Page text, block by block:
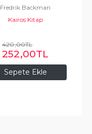
Sepete Ekle
Fredrik Backman
Kairos Kitap
420,00TL
252,00TL